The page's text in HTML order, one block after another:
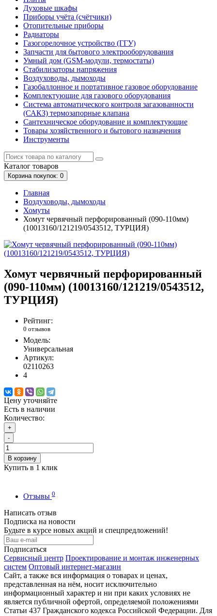
Духовые шкафы
Приборы учёта (счётчики)
Отопительные приборы
Радиаторы
Газогорелочное устройство (ГГУ)
Запчасти для бытового электрооборудования
Умный дом (GSM-модули, термостаты)
Cтабилизаторы напряжения
Воздуховоды, дымоходы
Газобаллонное и портативное газовое оборудование
Комплектующие для газового оборудования
Система автоматического контроля загазованности
(САКЗ) термозапорные клапана
Сантехническое оборудование и комплектующие
Товары хозяйственного и бытового назначения
Инструменты
Каталог товаров
Корзинапокупок: 0
Главная
Воздуховоды, дымоходы
Хомуты
Хомут червячный перфорированный (090-110мм)
(10013160/121219/0543512, ТУРЦИЯ)
Хомут червячный перфорированный
(090-110мм) (10013160/121219/0543512,
ТУРЦИЯ)
Рейтинг:
0 отзывов
Модель:
Универсальная
Артикул:
02110263
4
Цену уточняйте
Есть в наличии
Количество:
+
-
В корзину
Купить в 1 клик
Отзывы 0
Написать отзыв
Подписка на новости
Будьте в курсе новых акций и спецпредложений!
Подписаться
Сервисный центр Проектирование и монтаж инженерных
систем Оптовый интернет-магазин
Сайт, а также вся информация о товарах и ценах,
представленная на нём, носит исключительно
информационный характер и ни при каких условиях не
является публичной офертой, определяемой положениями
Статьи 437 Гражданского кодекса Российской Федерации. Для